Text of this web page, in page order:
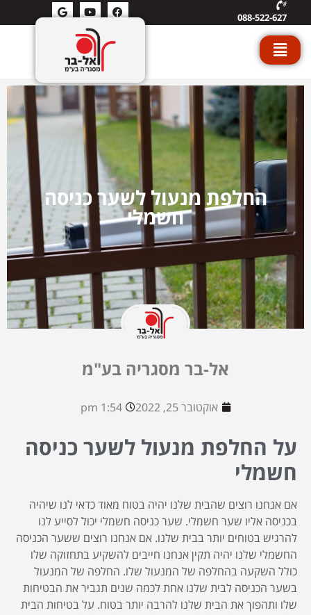
088-522-627
החלפת מנעול לשער כניסה
חשמלי
אל-בר מסגריה בע"מ
אוקטובר 25, 2022 1:54 pm
על החלפת מנעול לשער כניסה
חשמלי
אם אנחנו רוצים שהבית שלנו יהיה בטוח מאוד כדאי לנו שיהיה
בכניסה אליו שער חשמלי. שער כניסה חשמלי יכול לסייע לנו
להרגיש בטוחים יותר בבית שלנו. אם אנחנו רוצים ששער הכניסה
החשמלי שלנו יהיה תקין אנחנו חייבים להשקיע בתחזוקה שלו
כולל השקעה בהחלפה של המנעול שלו. החלפה של המנעול
בשער הכניסה לבית שלנו אחת לכמה שנים תגביר את הבטיחות
שלו ותהפוך את הבית שלנו להרבה יותר בטוח. על בטיחות הבית